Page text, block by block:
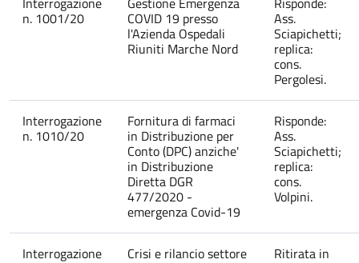
n. 1001/20 COVID 19 presso
l'Azienda Ospedali
Riuniti Marche Nord
Ass.
Sciapichetti;
replica:
cons.
Pergolesi.
Interrogazione
n. 1010/20
Fornitura di farmaci
in Distribuzione per
Conto (DPC) anziche'
in Distribuzione
Diretta DGR
477/2020 -
emergenza Covid-19
Risponde:
Ass.
Sciapichetti;
replica:
cons.
Volpini.
Interrogazione Crisi e rilancio settore Ritirata in